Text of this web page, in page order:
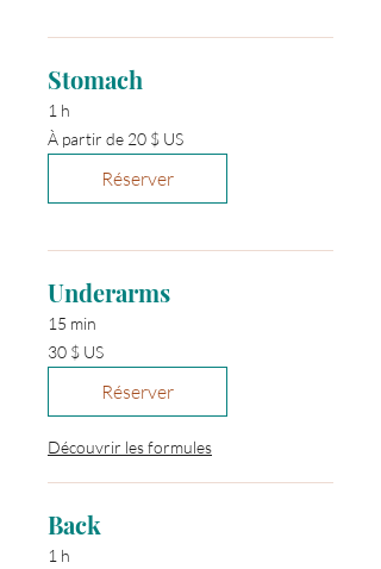
Stomach
1 h
À
partir
de
À partir de 20 $ US
Réserver
Underarms
15 min
30 dollars
des
États-
30 $ US
Réserver
Découvrir les formules
Back
1 h